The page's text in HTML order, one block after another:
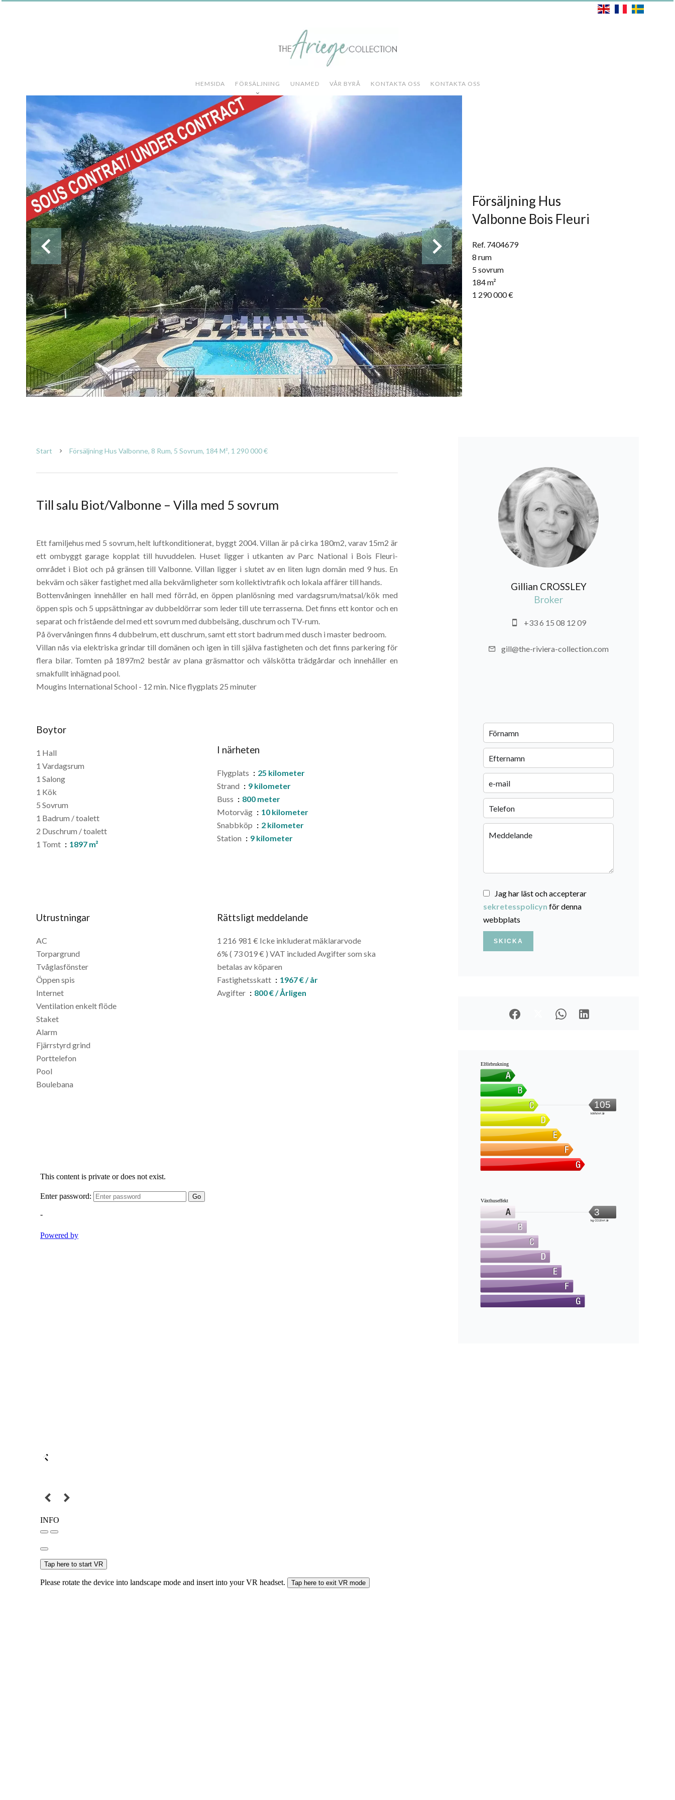
HEMSIDA FÖRSÄLJNING UNAMED VÅR BYRÅ KONTAKTA OSS KONTAKTA OSS
Försäljning Hus
Valbonne Bois Fleuri
Ref. 7404679
8 rum
5 sovrum
184 m²
1 290 000 €
Start Försäljning Hus Valbonne, 8 Rum, 5 Sovrum, 184 M², 1 290 000 €
Till salu Biot/Valbonne – Villa med 5 sovrum
Ett familjehus med 5 sovrum, helt luftkonditionerat, byggt 2004. Villan är på cirka 180m2, varav 15m2 är
ett ombyggt garage kopplat till huvuddelen. Huset ligger i utkanten av Parc National i Bois Fleuri-
området i Biot och på gränsen till Valbonne. Villan ligger i slutet av en liten lugn domän med 9 hus. En
bekväm och säker fastighet med alla bekvämligheter som kollektivtrafik och lokala affärer till hands.
Bottenvåningen innehåller en hall med förråd, en öppen planlösning med vardagsrum/matsal/kök med
öppen spis och 5 uppsättningar av dubbeldörrar som leder till ute terrasserna. Det finns ett kontor och en
separat och fristående del med ett sovrum med dubbelsäng, duschrum och TV-rum.
På övervåningen finns 4 dubbelrum, ett duschrum, samt ett stort badrum med dusch i master bedroom.
Villan nås via elektriska grindar till domänen och igen in till själva fastigheten och det finns parkering för
flera bilar. Tomten på 1897m2 består av plana gräsmattor och välskötta trädgårdar och innehåller en
smakfullt inhägnad pool.
Mougins International School - 12 min. Nice flygplats 25 minuter
Boytor
1 Hall
1 Vardagsrum
1 Salong
1 Kök
5 Sovrum
1 Badrum / toalett
2 Duschrum / toalett
1 Tomt
1897 m²
I närheten
Flygplats
25 kilometer
Strand
9 kilometer
Buss
800 meter
Motorväg
10 kilometer
Snabbköp
2 kilometer
Station
9 kilometer
Utrustningar
AC
Torpargrund
Tvåglasfönster
Öppen spis
Internet
Ventilation enkelt flöde
Staket
Alarm
Fjärrstyrd grind
Porttelefon
Pool
Boulebana
Rättsligt meddelande
1 216 981 € Icke inkluderat mäklararvode
6% ( 73 019 € ) VAT included Avgifter som ska
betalas av köparen
Fastighetsskatt
1967 € / år
Avgifter
800 € / Årligen
Gillian CROSSLEY
Broker
+33 6 15 08 12 09
gill@the-riviera-collection.com
Jag har läst och accepterar
sekretesspolicyn för denna
webbplats
SKICKA
Elförbrukning
105
kWh/m².år
Växthuseffekt
3
kg CO2/m².år